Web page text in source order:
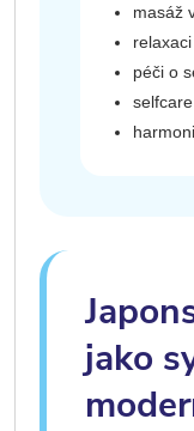
masáž
péči o
jako